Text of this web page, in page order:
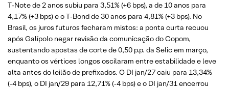
T‑Note de 2 anos subiu para 3,51% (+6 bps), a de 10 anos para
4,17% (+3 bps) e o T‑Bond de 30 anos para 4,81% (+3 bps). No
Brasil, os juros futuros fecharam mistos: a ponta curta recuou
após Galípolo negar revisão da comunicação do Copom,
sustentando apostas de corte de 0,50 p.p. da Selic em março,
enquanto os vértices longos oscilaram entre estabilidade e leve
alta antes do leilão de prefixados. O DI jan/27 caiu para 13,34%
(‑4 bps), o DI jan/29 para 12,71% (‑4 bps) e o DI jan/31 encerrou